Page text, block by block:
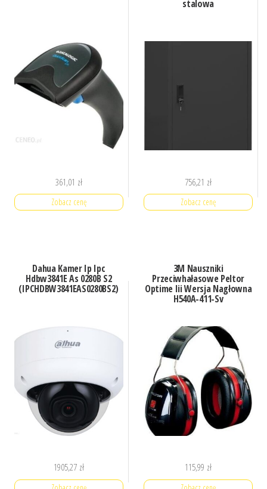
361,01 zł
Zobacz cenę
stalowa
756,21 zł
Zobacz cenę
Dahua Kamer Ip Ipc
Hdbw3841E As 0280B S2
(IPCHDBW3841EAS0280BS2)
1905,27 zł
3M Nauszniki
Przeciwhałasowe Peltor
Optime Iii Wersja Nagłowna
H540A-411-Sv
115,99 zł